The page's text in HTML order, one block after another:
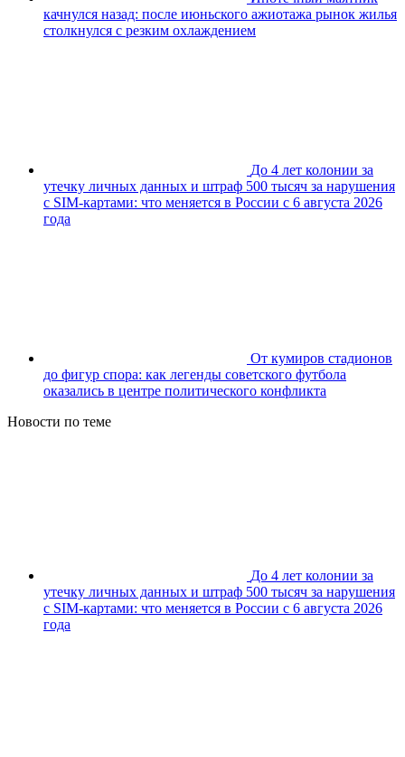
качнулся назад: после июньского ажиотажа рынок жилья
столкнулся с резким охлаждением
До 4 лет колонии за
утечку личных данных и штраф 500 тысяч за нарушения
с SIM-картами: что меняется в России с 6 августа 2026
года
От кумиров стадионов
до фигур спора: как легенды советского футбола
оказались в центре политического конфликта
Новости по теме
До 4 лет колонии за
утечку личных данных и штраф 500 тысяч за нарушения
с SIM-картами: что меняется в России с 6 августа 2026
года